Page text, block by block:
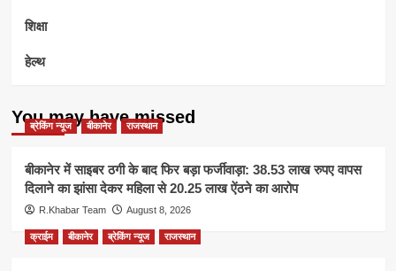
शिक्षा
हेल्थ
You may have missed
ब्रेकिंग न्यूज बीकानेर राजस्थान
बीकानेर में साइबर ठगी के बाद फिर बड़ा फर्जीवाड़ा: 38.53 लाख रुपए वापस
दिलाने का झांसा देकर महिला से 20.25 लाख ऐंठने का आरोप
R.Khabar Team August 8, 2026
क्राईम बीकानेर ब्रेकिंग न्यूज राजस्थान